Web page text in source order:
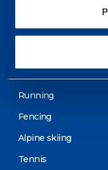
Cycling and MTB
Running
Fencing
Alpine skiing
Tennis